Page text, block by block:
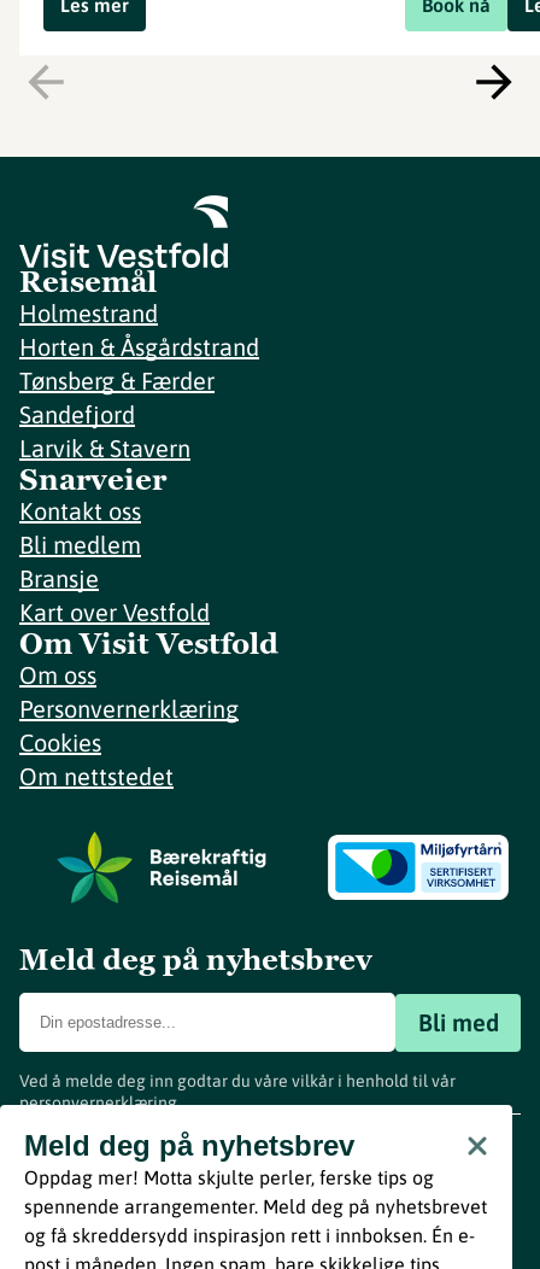
Les mer Book nå
Reisemål
Holmestrand
Horten & Åsgårdstrand
Tønsberg & Færder
Sandefjord
Larvik & Stavern
Snarveier
Kontakt oss
Bli medlem
Bransje
Kart over Vestfold
Om Visit Vestfold
Om oss
Personvernerklæring
Cookies
Om nettstedet
Meld deg på nyhetsbrev
Bli med
Ved å melde deg inn godtar du våre vilkår i henhold til vår
personvernerklæring.
Meld deg på nyhetsbrev
Oppdag mer! Motta skjulte perler, ferske tips og
spennende arrangementer. Meld deg på nyhetsbrevet
og få skreddersydd inspirasjon rett i innboksen. Én e-
post i måneden. Ingen spam, bare skikkelige tips.
www.visitvestfold.com
Turistinformasjon
Vestfold Fylkeskommune
ByBreakfast